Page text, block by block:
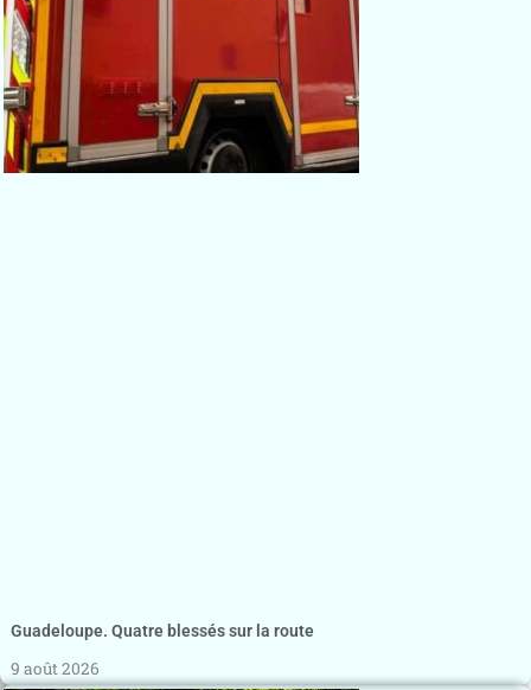
Guadeloupe. Quatre blessés sur la route
9 août 2026